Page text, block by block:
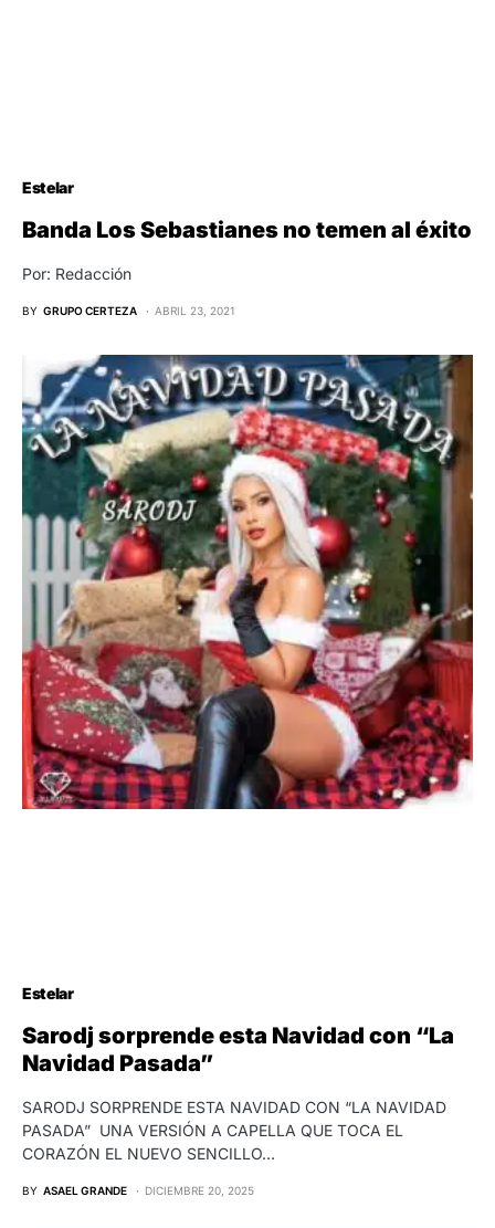
Estelar
Banda Los Sebastianes no temen al éxito
Por: Redacción
BY GRUPO CERTEZA ABRIL 23, 2021
Estelar
Sarodj sorprende esta Navidad con “La
Navidad Pasada”
SARODJ SORPRENDE ESTA NAVIDAD CON “LA NAVIDAD
PASADA” UNA VERSIÓN A CAPELLA QUE TOCA EL
CORAZÓN EL NUEVO SENCILLO…
BY ASAEL GRANDE DICIEMBRE 20, 2025